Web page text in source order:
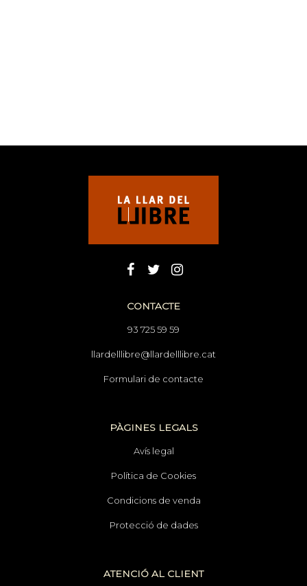
CONTACTE
93 725 59 59
llardelllibre@llardelllibre.cat
Formulari de contacte
PÀGINES LEGALS
Avís legal
Política de Cookies
Condicions de venda
Protecció de dades
ATENCIÓ AL CLIENT